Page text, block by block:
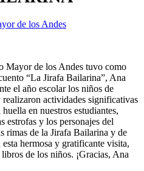
de los Andes
Mayor de los Andes tuvo como
“La Jirafa Bailarina”, Ana
el año escolar los niños de
actividades significativas
en nuestros estudiantes,
estrofas y los personajes del
rimas de la Jirafa Bailarina y de
hermosa y gratificante visita,
de los niños. ¡Gracias, Ana